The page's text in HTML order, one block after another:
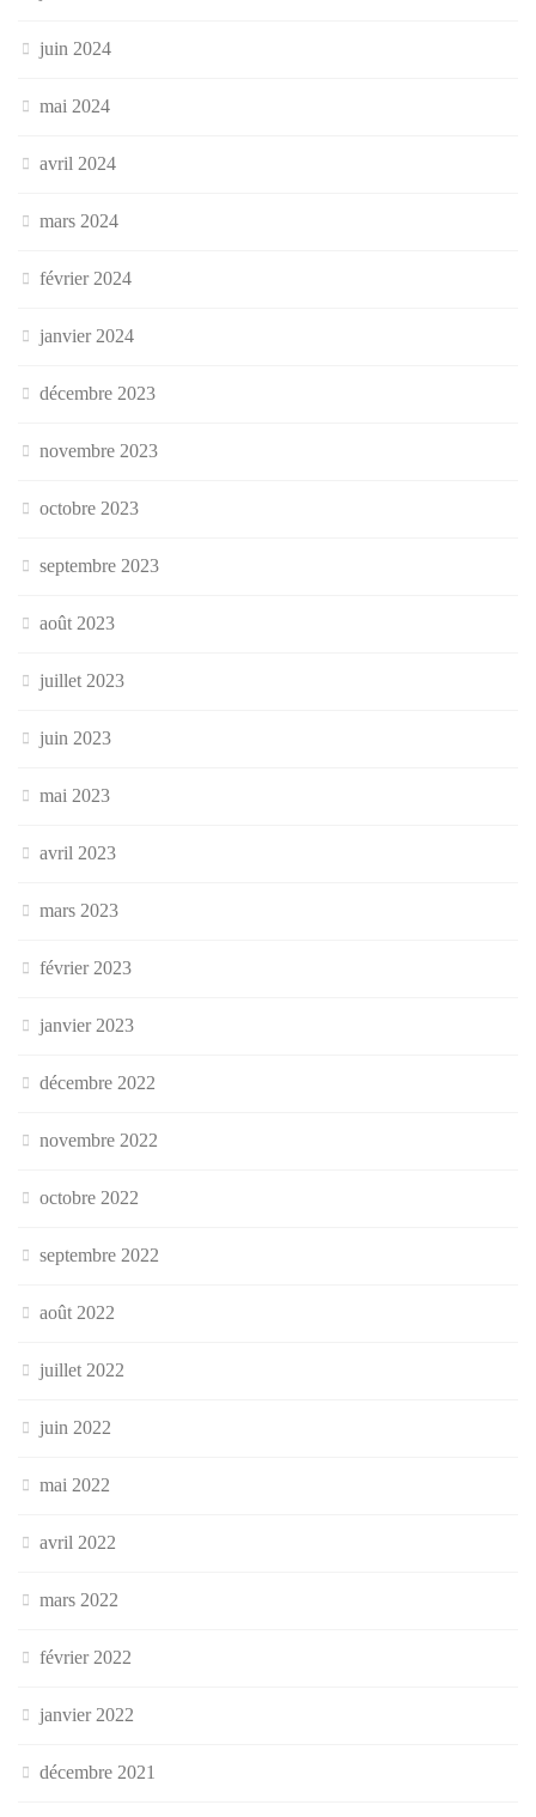
juin 2024
mai 2024
avril 2024
mars 2024
février 2024
janvier 2024
décembre 2023
novembre 2023
octobre 2023
septembre 2023
août 2023
juillet 2023
juin 2023
mai 2023
avril 2023
mars 2023
février 2023
janvier 2023
décembre 2022
novembre 2022
octobre 2022
septembre 2022
août 2022
juillet 2022
juin 2022
mai 2022
avril 2022
mars 2022
février 2022
janvier 2022
décembre 2021